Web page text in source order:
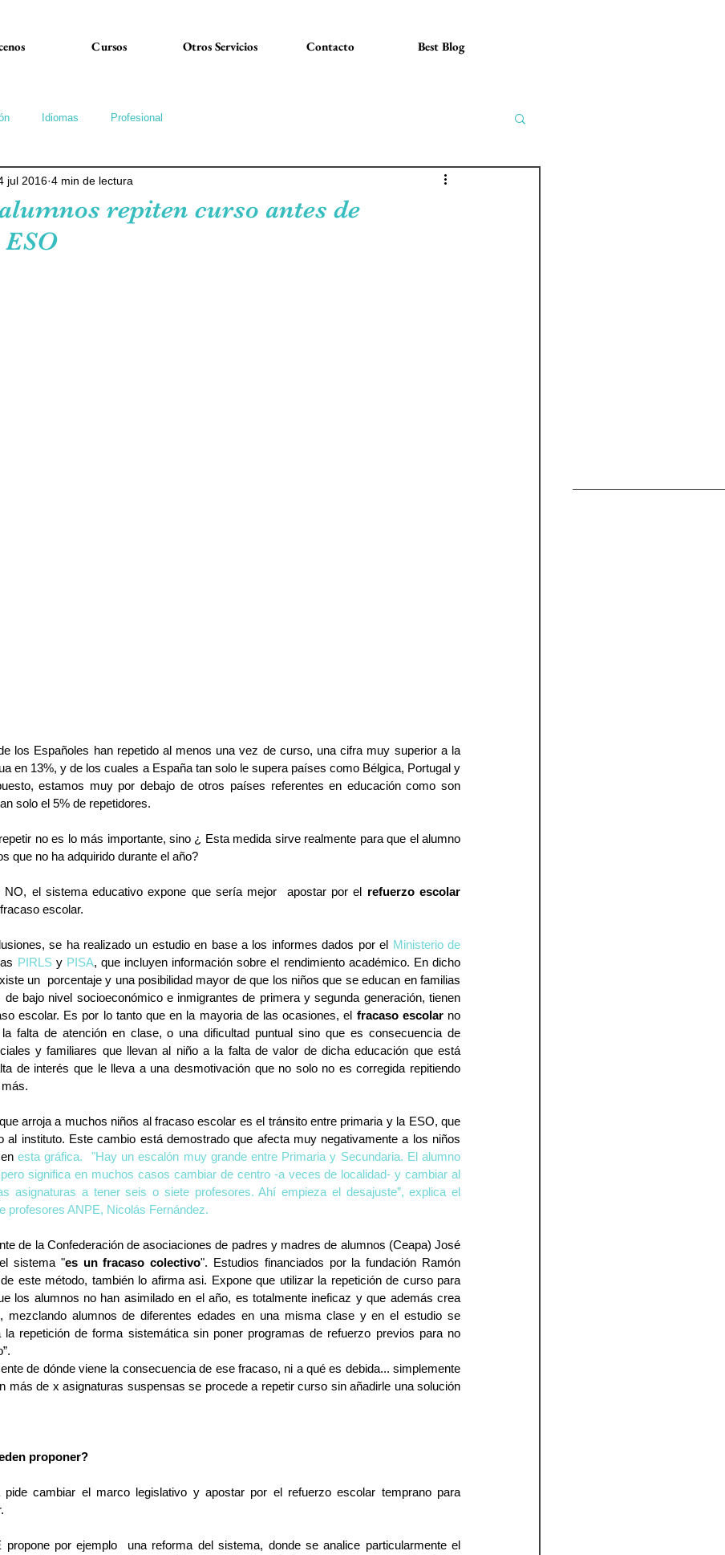
Cursos Otros Servicios Contacto Best Blog
Idiomas Profesional
repiten curso antes de
jul 2016 4 min de lectura
los Españoles han repetido al menos una vez de curso, una cifra muy superior a la
en 13%, y de los cuales a España tan solo le supera países como Bélgica, Portugal y
estamos muy por debajo de otros países referentes en educación como son
solo el 5% de repetidores.
no es lo más importante, sino ¿ Esta medida sirve realmente para que el alumno
que no ha adquirido durante el año?
el sistema educativo expone que sería mejor  apostar por el
escolar.
se ha realizado un estudio en base a los informes dados por el Ministerio de
PIRLS y PISA, que incluyen información sobre el rendimiento académico. En dicho
un  porcentaje y una posibilidad mayor de que los niños que se educan en familias
de bajo nivel socioeconómico e inmigrantes de primera y segunda generación, tienen
escolar. Es por lo tanto que en la mayoria de las ocasiones, el fracaso escolar no
falta de atención en clase, o una dificultad puntual sino que es consecuencia de
y familiares que llevan al niño a la falta de valor de dicha educación que está
de interés que le lleva a una desmotivación que no solo no es corregida repitiendo
arroja a muchos niños al fracaso escolar es el tránsito entre primaria y la ESO, que
al instituto. Este cambio está demostrado que afecta muy negativamente a los niños
en esta gráfica. "Hay un escalón muy grande entre Primaria y Secundaria. El alumno
significa en muchos casos cambiar de centro -a veces de localidad- y cambiar al
asignaturas a tener seis o siete profesores. Ahí empieza el desajuste”, explica el
profesores ANPE, Nicolás Fernández.
de la Confederación de asociaciones de padres y madres de alumnos (Ceapa) José
sistema "es un fracaso colectivo". Estudios financiados por la fundación Ramón
este método, también lo afirma asi. Expone que utilizar la repetición de curso para
los alumnos no han asimilado en el año, es totalmente ineficaz y que además crea
mezclando alumnos de diferentes edades en una misma clase y en el estudio se
la repetición de forma sistemática sin poner programas de refuerzo previos para no
de dónde viene la consecuencia de ese fracaso, ni a qué es debida... simplemente
más de x asignaturas suspensas se procede a repetir curso sin añadirle una solución
proponer?
pide cambiar el marco legislativo y apostar por el refuerzo escolar temprano para
propone por ejemplo  una reforma del sistema, donde se analice particularmente el